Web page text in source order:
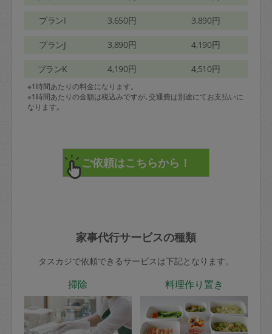
プランI 3,650円 3,890円
プランJ 3,890円 4,190円
プランK 4,190円 4,510円
※1時間あたりの料金になります。
※1時間あたりの金額は税込みですが､交通費は別途にてお支払いに
なります｡
家事代行サービスの種類
タスカジで依頼できるサービスは下記となります。
掃除 料理作り置き